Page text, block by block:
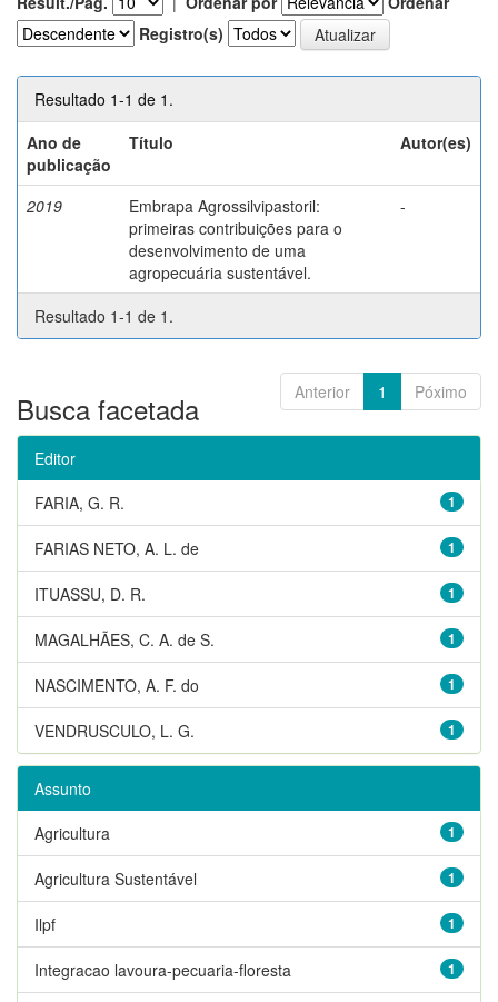
Registro(s)
Resultado 1-1 de 1.
Ano de
publicação
Título Autor(es)
2019
Embrapa Agrossilvipastoril:
primeiras contribuições para o
desenvolvimento de uma
agropecuária sustentável.
-
Resultado 1-1 de 1.
Anterior 1 Póximo
Busca facetada
Editor
1
FARIA, G. R.
1
FARIAS NETO, A. L. de
1
ITUASSU, D. R.
1
MAGALHÃES, C. A. de S.
1
NASCIMENTO, A. F. do
1
VENDRUSCULO, L. G.
Assunto
1
Agricultura
1
Agricultura Sustentável
1
Ilpf
1
Integracao lavoura-pecuaria-floresta